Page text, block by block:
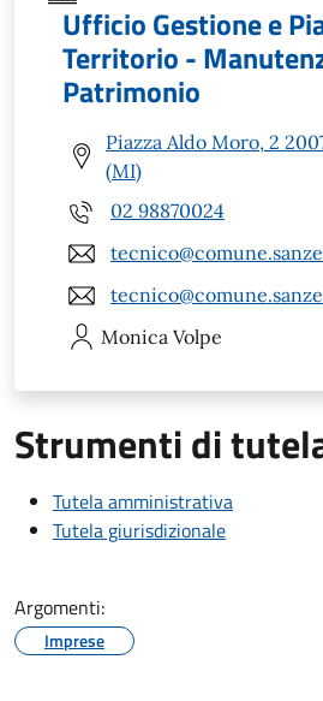
Ufficio Gestione e
Territorio -
Patrimonio
Piazza Aldo Moro, 2
(MI)
02 98870024
Monica Volpe
Strumenti di
Tutela amministrativa
Tutela giurisdizionale
Argomenti:
Imprese